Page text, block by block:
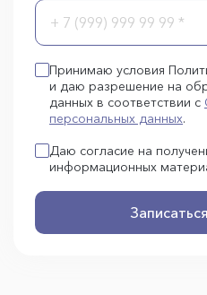
Принимаю условия
и даю разрешение на
данных в соответствии с
персональных данных.
Даю согласие на
информационных
Записаться